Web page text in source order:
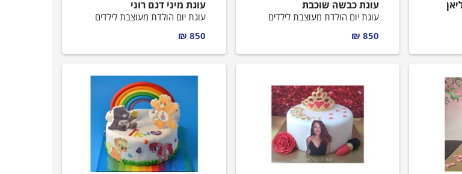
עוגת כבשה שוכבת
עוגת יום הולדת מעוצבת לילדים
850 ₪
עוגת מיני דגם רוני
עוגת יום הולדת מעוצבת לילדים
850 ₪